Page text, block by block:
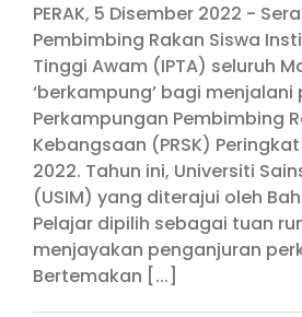
PERAK, 5 Disember 2022 -
Pembimbing Rakan Siswa
Tinggi Awam (IPTA) seluruh
‘berkampung’ bagi
Perkampungan Pembimbing
Kebangsaan (PRSK)
2022. Tahun ini, Universiti
(USIM) yang diterajui oleh
Pelajar dipilih sebagai tuan
menjayakan penganjuran
Bertemakan [...]